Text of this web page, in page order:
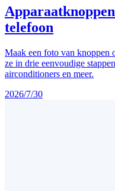
telefoon
Maak een foto van knoppen
ze in drie eenvoudige
airconditioners en meer.
2026/7/30